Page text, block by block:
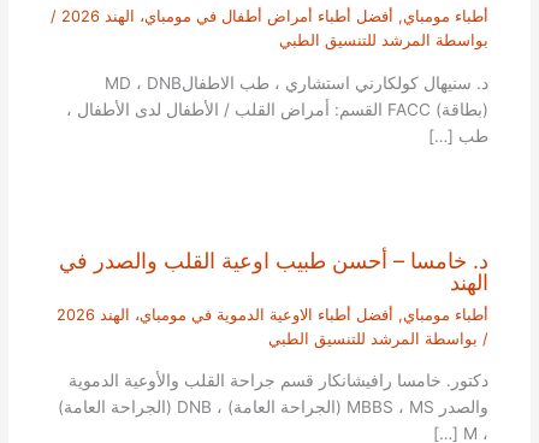
أطباء مومباي, أفضل أطباء أمراض أطفال في مومباي، الهند 2026
/
بواسطة المرشد للتنسيق الطبي
د. سنيهال كولكارني استشاري ، طب الاطفالMD ، DNB
(بطاقة) FACC القسم: أمراض القلب / الأطفال لدى الأطفال ،
طب […]
د. خامسا – أحسن طبيب اوعية القلب والصدر في
الهند
أطباء مومباي, أفضل أطباء الاوعية الدموية في مومباي، الهند 2026
/ بواسطة المرشد للتنسيق الطبي
دكتور. خامسا رافيشانكار قسم جراحة القلب والأوعية الدموية
والصدر MBBS ، MS (الجراحة العامة) ، DNB (الجراحة العامة)
، M […]